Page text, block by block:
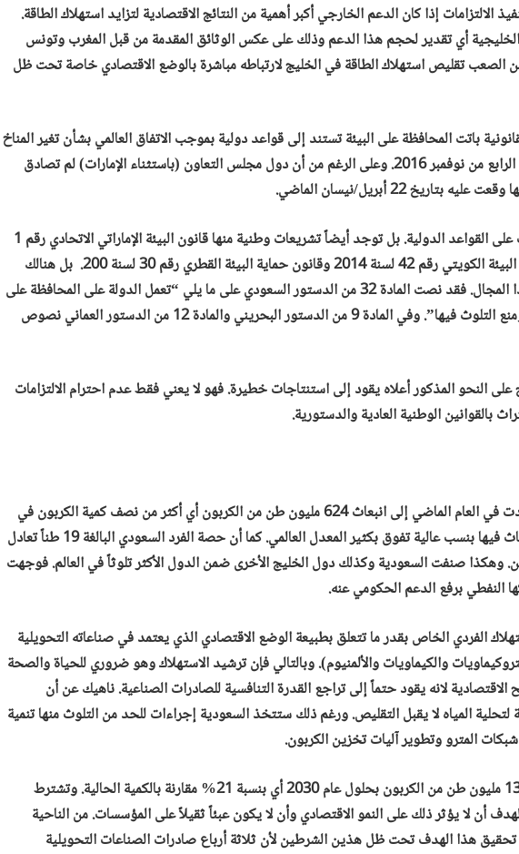
الالتزامات إذا كان الدعم الخارجي أكبر أهمية من النتائج الاقتصادية لتزايد استهلاك الطاقة.
أي تقدير لحجم هذا الدعم وذلك على عكس الوثائق المقدمة من قبل المغرب وتونس
الصعب تقليص استهلاك الطاقة في الخليج لارتباطه مباشرة بالوضع الاقتصادي خاصة تحت ظل
باتت المحافظة على البيئة تستند إلى قواعد دولية بموجب الاتفاق العالمي بشأن تغير المناخ
الذي دخل حيز التنفيذ في الرابع من نوفمبر 2016. وعلى الرغم من أن دول مجلس التعاون (باستثناء الإمارات) لم تصادق
22 أبريل/نيسان الماضي.
ولا يتوقف تنفيذ الالتزامات على القواعد الدولية. بل توجد أيضاً تشريعات وطنية منها قانون البيئة الإماراتي الاتحادي رقم 1
لسنة 2002 وقانون حماية البيئة الكويتي رقم 42 لسنة 2014 وقانون حماية البيئة القطري رقم 30 لسنة 200. بل هنالك
أيضاً مواد دستورية في هذا المجال. فقد نصت المادة 32 من الدستور السعودي على ما يلي “تعمل الدولة على المحافظة على
البيئة وحمايتها وتطورها ومنع التلوث فيها”. وفي المادة 9 من الدستور البحريني والمادة 12 من الدستور العماني نصوص
النحو المذكور أعلاه يقود إلى استنتاجات خطيرة. فهو لا يعني فقط عدم احترام الالتزامات
بالقوانين الوطنية العادية والدستورية.
تستهلك السعودية طاقة قادت في العام الماضي إلى انبعاث 624 مليون طن من الكربون أي أكثر من نصف كمية الكربون في
العالم العربي. ويرتفع الانبعاث فيها بنسب عالية تفوق بكثير المعدل العالمي. كما أن حصة الفرد السعودي البالغة 19 طناً تعادل
صنفت السعودية وكذلك دول الخليج الأخرى ضمن الدول الأكثر تلوثاً في العالم. فوجهت
النفطي برفع الدعم الحكومي عنه.
الفردي الخاص بقدر ما تتعلق بطبيعة الوضع الاقتصادي الذي يعتمد في صناعاته التحويلية
والكيماويات والألمنيوم). وبالتالي فإن ترشيد الاستهلاك وهو ضروري للحياة والصحة
الاقتصادية لانه يقود حتماً إلى تراجع القدرة التنافسية للصادرات الصناعية. ناهيك عن أن
المياه لا يقبل التقليص. ورغم ذلك ستتخذ السعودية إجراءات للحد من التلوث منها تنمية
المترو وتطوير آليات تخزين الكربون.
تتضمن الوثيقة تخفيض 130 مليون طن من الكربون بحلول عام 2030 أي بنسبة 21% مقارنة بالكمية الحالية. وتشترط
أن لا يؤثر ذلك على النمو الاقتصادي وأن لا يكون عبئاً ثقيلاً على المؤسسات. من الناحية
هذا الهدف تحت ظل هذين الشرطين لأن ثلاثة أرباع صادرات الصناعات التحويلية